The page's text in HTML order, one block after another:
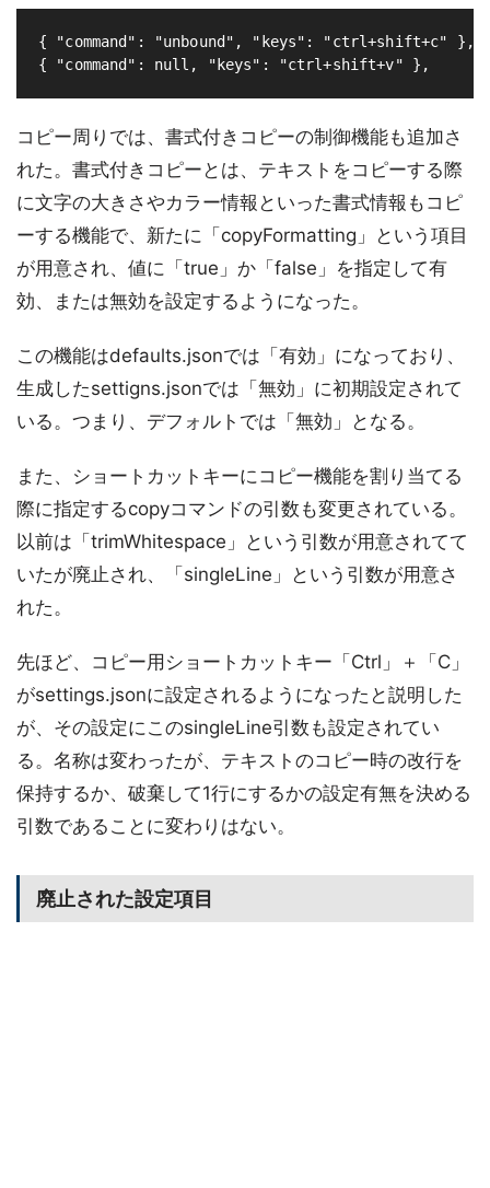
{ "command": "unbound", "keys": "ctrl+shift+c" },
コピー周りでは、書式付きコピーの制御機能も追加さ
れた。書式付きコピーとは、テキストをコピーする際
に文字の大きさやカラー情報といった書式情報もコピ
ーする機能で、新たに「copyFormatting」という項目
が用意され、値に「true」か「false」を指定して有
効、または無効を設定するようになった。
この機能はdefaults.jsonでは「有効」になっており、
生成したsettigns.jsonでは「無効」に初期設定されて
いる。つまり、デフォルトでは「無効」となる。
また、ショートカットキーにコピー機能を割り当てる
際に指定するcopyコマンドの引数も変更されている。
以前は「trimWhitespace」という引数が用意されてて
いたが廃止され、「singleLine」という引数が用意さ
れた。
先ほど、コピー用ショートカットキー「Ctrl」＋「C」
がsettings.jsonに設定されるようになったと説明した
が、その設定にこのsingleLine引数も設定されてい
る。名称は変わったが、テキストのコピー時の改行を
保持するか、破棄して1行にするかの設定有無を決める
引数であることに変わりはない。
廃止された設定項目